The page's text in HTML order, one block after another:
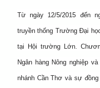
Từ ngày 12/5/2015 đến
truyền thống Trường Đại
tại Hội trường Lớn.
Ngân hàng Nông nghiệp
nhánh Cần Thơ và sự